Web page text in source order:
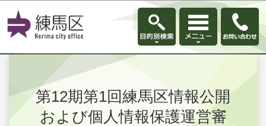
このページの本文へ移動
第12期第1回練馬区情報公開
および個人情報保護運営審